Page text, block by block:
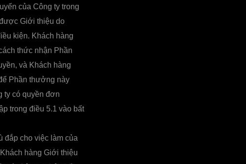
của Công ty trong
Giới thiệu do
kiện. Khách hàng
thức nhận Phần
và Khách hàng
Phần thưởng này
ty có quyền đơn
trong điều 5.1 vào bất
đắp cho việc làm của
hàng Giới thiệu